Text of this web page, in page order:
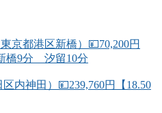
京都港区新橋）💴70,200円
橋9分 汐留10分
内神田）💴239,760円【18.50